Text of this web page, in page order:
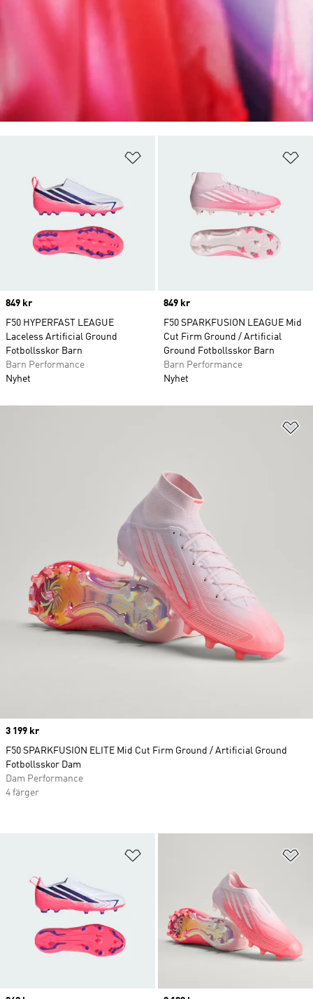
Price
849 kr
F50 HYPERFAST LEAGUE
Laceless Artificial Ground
Fotbollsskor Barn
Barn Performance
Nyhet
Price
849 kr
F50 SPARKFUSION LEAGUE Mid
Cut Firm Ground / Artificial
Ground Fotbollsskor Barn
Barn Performance
Nyhet
Price
3 199 kr
F50 SPARKFUSION ELITE Mid Cut Firm Ground / Artificial Ground
Fotbollsskor Dam
Dam Performance
4 färger